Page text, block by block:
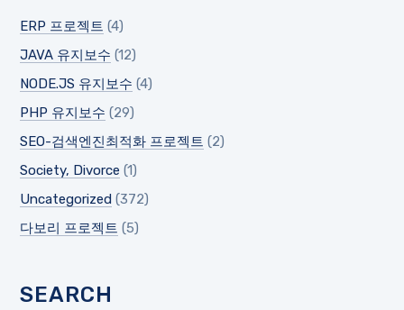
ERP 프로젝트 (4)
JAVA 유지보수 (12)
NODE.JS 유지보수 (4)
PHP 유지보수 (29)
SEO-검색엔진최적화 프로젝트 (2)
Society, Divorce (1)
Uncategorized (372)
다보리 프로젝트 (5)
SEARCH